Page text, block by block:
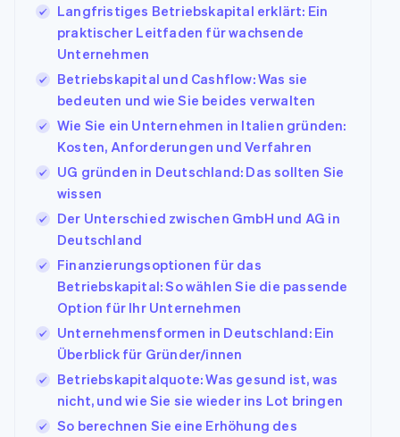
Langfristiges Betriebskapital erklärt: Ein
praktischer Leitfaden für wachsende
Unternehmen
Betriebskapital und Cashflow: Was sie
bedeuten und wie Sie beides verwalten
Wie Sie ein Unternehmen in Italien gründen:
Kosten, Anforderungen und Verfahren
UG gründen in Deutschland: Das sollten Sie
wissen
Der Unterschied zwischen GmbH und AG in
Deutschland
Finanzierungsoptionen für das
Betriebskapital: So wählen Sie die passende
Option für Ihr Unternehmen
Unternehmensformen in Deutschland: Ein
Überblick für Gründer/innen
Betriebskapitalquote: Was gesund ist, was
nicht, und wie Sie sie wieder ins Lot bringen
So berechnen Sie eine Erhöhung des